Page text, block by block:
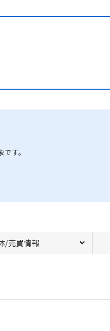
す。
/売買情報